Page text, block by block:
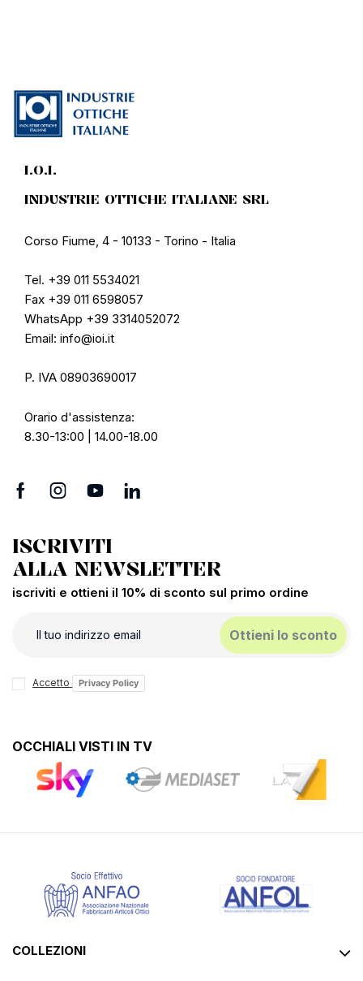
I.O.I.
INDUSTRIE OTTICHE ITALIANE SRL
Corso Fiume, 4 - 10133 - Torino - Italia
Tel. +39 011 5534021
Fax +39 011 6598057
WhatsApp +39 3314052072
Email: info@ioi.it
P. IVA 08903690017
Orario d'assistenza:
8.30-13:00 | 14.00-18.00
ISCRIVITI
ALLA NEWSLETTER
iscriviti e ottieni il 10% di sconto sul primo ordine
Ottieni lo sconto
Accetto Privacy Policy
OCCHIALI VISTI IN TV
COLLEZIONI